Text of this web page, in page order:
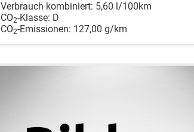
Verbrauch kombiniert: 5,60 l/100km
CO2-Klasse: D
CO2-Emissionen: 127,00 g/km